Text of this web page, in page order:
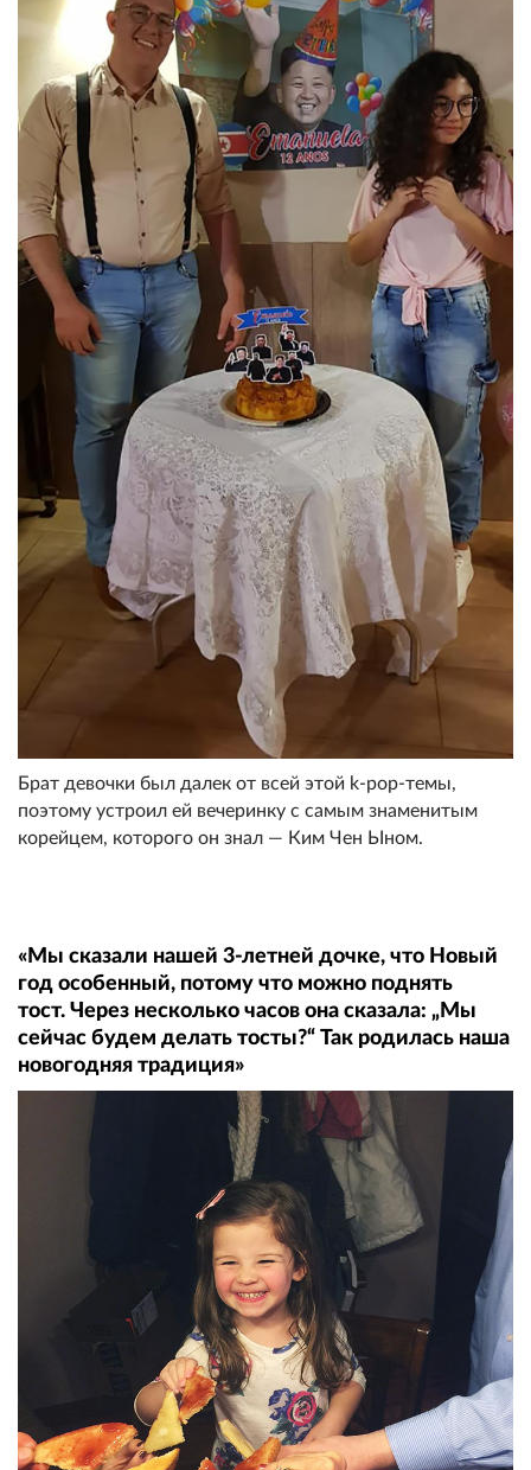
Брат девочки был далек от всей этой k-pop-темы,
поэтому устроил ей вечеринку с самым знаменитым
корейцем, которого он знал — Ким Чен Ыном.
«Мы сказали нашей 3-летней дочке, что Новый
год особенный, потому что можно поднять
тост. Через несколько часов она сказала: „Мы
сейчас будем делать тосты?“ Так родилась наша
новогодняя традиция»